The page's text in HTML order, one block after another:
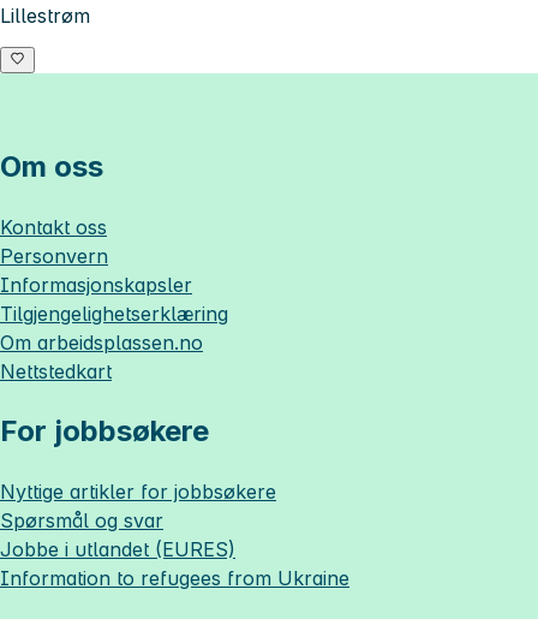
Lillestrøm
Om oss
Kontakt oss
Personvern
Informasjonskapsler
Tilgjengelighetserklæring
Om arbeidsplassen.no
Nettstedkart
For jobbsøkere
Nyttige artikler for jobbsøkere
Spørsmål og svar
Jobbe i utlandet (EURES)
Information to refugees from Ukraine